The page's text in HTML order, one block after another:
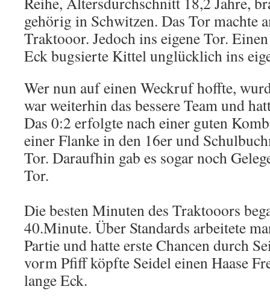
gehörig in Schwitzen. Das Tor machte
Traktooor. Jedoch ins eigene Tor.
Eck bugsierte Kittel unglücklich ins
Wer nun auf einen Weckruf hoffte,
war weiterhin das bessere Team und
Das 0:2 erfolgte nach einer guten
einer Flanke in den 16er und
Tor. Daraufhin gab es sogar noch
Tor.
Die besten Minuten des Traktooors
40.Minute. Über Standards arbeitete
Partie und hatte erste Chancen durch
vorm Pfiff köpfte Seidel einen Haase
lange Eck.